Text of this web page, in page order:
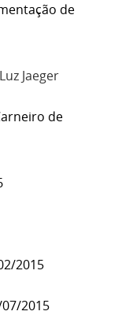
de
Jaeger
de
2015
07/2015